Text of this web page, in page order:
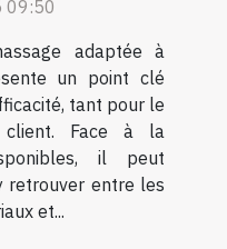
adaptée à
un point clé
tant pour le
Face à la
il peut
retrouver entre les
et...